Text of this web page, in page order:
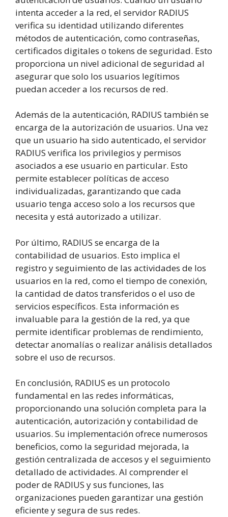
intenta acceder a la red, el servidor RADIUS
verifica su identidad utilizando diferentes
métodos de autenticación, como contraseñas,
certificados digitales o tokens de seguridad. Esto
proporciona un nivel adicional de seguridad al
asegurar que solo los usuarios legítimos
puedan acceder a los recursos de red.
Además de la autenticación, RADIUS también se
encarga de la autorización de usuarios. Una vez
que un usuario ha sido autenticado, el servidor
RADIUS verifica los privilegios y permisos
asociados a ese usuario en particular. Esto
permite establecer políticas de acceso
individualizadas, garantizando que cada
usuario tenga acceso solo a los recursos que
necesita y está autorizado a utilizar.
Por último, RADIUS se encarga de la
contabilidad de usuarios. Esto implica el
registro y seguimiento de las actividades de los
usuarios en la red, como el tiempo de conexión,
la cantidad de datos transferidos o el uso de
servicios específicos. Esta información es
invaluable para la gestión de la red, ya que
permite identificar problemas de rendimiento,
detectar anomalías o realizar análisis detallados
sobre el uso de recursos.
En conclusión, RADIUS es un protocolo
fundamental en las redes informáticas,
proporcionando una solución completa para la
autenticación, autorización y contabilidad de
usuarios. Su implementación ofrece numerosos
beneficios, como la seguridad mejorada, la
gestión centralizada de accesos y el seguimiento
detallado de actividades. Al comprender el
poder de RADIUS y sus funciones, las
organizaciones pueden garantizar una gestión
eficiente y segura de sus redes.